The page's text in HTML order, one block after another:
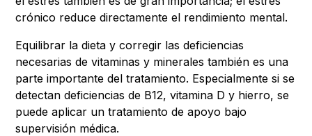
crónico reduce directamente el rendimiento mental.
Equilibrar la dieta y corregir las deficiencias
necesarias de vitaminas y minerales también es una
parte importante del tratamiento. Especialmente si se
detectan deficiencias de B12, vitamina D y hierro, se
puede aplicar un tratamiento de apoyo bajo
supervisión médica.